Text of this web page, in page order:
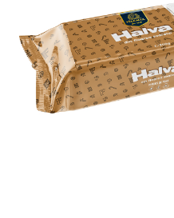
Cozonac Cadou
Cozonac cu Unt
Cozonac Royal
Cozonac Mos Craciun
Cozonac Duofino